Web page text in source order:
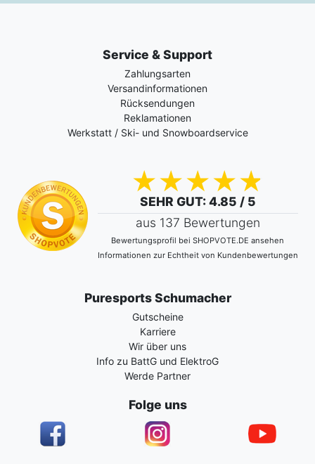
Service & Support
Zahlungsarten
Versandinformationen
Rücksendungen
Reklamationen
Werkstatt / Ski- und Snowboardservice
SEHR GUT: 4.85 / 5
aus 137 Bewertungen
Bewertungsprofil bei SHOPVOTE.DE ansehen
Informationen zur Echtheit von Kundenbewertungen
Puresports Schumacher
Gutscheine
Karriere
Wir über uns
Info zu BattG und ElektroG
Werde Partner
Folge uns